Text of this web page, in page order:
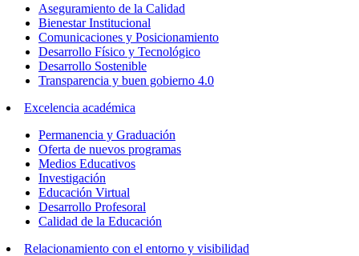
Aseguramiento de la Calidad
Bienestar Institucional
Comunicaciones y Posicionamiento
Desarrollo Físico y Tecnológico
Desarrollo Sostenible
Transparencia y buen gobierno 4.0
Excelencia académica
Permanencia y Graduación
Oferta de nuevos programas
Medios Educativos
Investigación
Educación Virtual
Desarrollo Profesoral
Calidad de la Educación
Relacionamiento con el entorno y visibilidad